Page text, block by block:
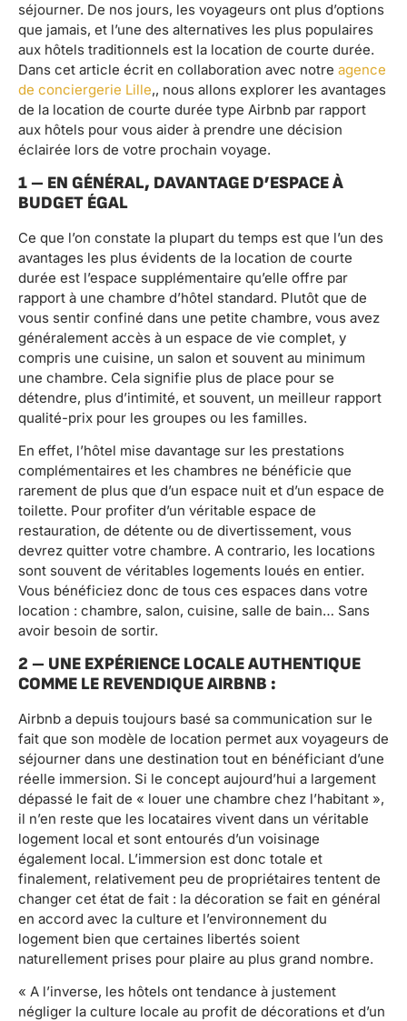
séjourner. De nos jours, les voyageurs ont plus d’options
que jamais, et l’une des alternatives les plus populaires
aux hôtels traditionnels est la location de courte durée.
Dans cet article écrit en collaboration avec notre agence
de conciergerie Lille,, nous allons explorer les avantages
de la location de courte durée type Airbnb par rapport
aux hôtels pour vous aider à prendre une décision
éclairée lors de votre prochain voyage.
1 – EN GÉNÉRAL, DAVANTAGE D’ESPACE À
BUDGET ÉGAL
Ce que l’on constate la plupart du temps est que l’un des
avantages les plus évidents de la location de courte
durée est l’espace supplémentaire qu’elle offre par
rapport à une chambre d’hôtel standard. Plutôt que de
vous sentir confiné dans une petite chambre, vous avez
généralement accès à un espace de vie complet, y
compris une cuisine, un salon et souvent au minimum
une chambre. Cela signifie plus de place pour se
détendre, plus d’intimité, et souvent, un meilleur rapport
qualité-prix pour les groupes ou les familles.
En effet, l’hôtel mise davantage sur les prestations
complémentaires et les chambres ne bénéficie que
rarement de plus que d’un espace nuit et d’un espace de
toilette. Pour profiter d’un véritable espace de
restauration, de détente ou de divertissement, vous
devrez quitter votre chambre. A contrario, les locations
sont souvent de véritables logements loués en entier.
Vous bénéficiez donc de tous ces espaces dans votre
location : chambre, salon, cuisine, salle de bain… Sans
avoir besoin de sortir.
2 – UNE EXPÉRIENCE LOCALE AUTHENTIQUE
COMME LE REVENDIQUE AIRBNB :
Airbnb a depuis toujours basé sa communication sur le
fait que son modèle de location permet aux voyageurs de
séjourner dans une destination tout en bénéficiant d’une
réelle immersion. Si le concept aujourd’hui a largement
dépassé le fait de « louer une chambre chez l’habitant »,
il n’en reste que les locataires vivent dans un véritable
logement local et sont entourés d’un voisinage
également local. L’immersion est donc totale et
finalement, relativement peu de propriétaires tentent de
changer cet état de fait : la décoration se fait en général
en accord avec la culture et l’environnement du
logement bien que certaines libertés soient
naturellement prises pour plaire au plus grand nombre.
« A l’inverse, les hôtels ont tendance à justement
négliger la culture locale au profit de décorations et d’un